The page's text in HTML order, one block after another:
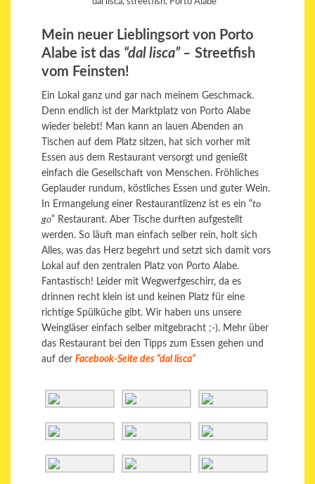
Mein neuer Lieblingsort von Porto
Alabe ist das “dal lisca” – Streetfish
vom Feinsten!
Ein Lokal ganz und gar nach meinem Geschmack.
Denn endlich ist der Marktplatz von Porto Alabe
wieder belebt! Man kann an lauen Abenden an
Tischen auf dem Platz sitzen, hat sich vorher mit
Essen aus dem Restaurant versorgt und genießt
einfach die Gesellschaft von Menschen. Fröhliches
Geplauder rundum, köstliches Essen und guter Wein.
In Ermangelung einer Restaurantlizenz ist es ein “to
go” Restaurant. Aber Tische durften aufgestellt
werden. So läuft man einfach selber rein, holt sich
Alles, was das Herz begehrt und setzt sich damit vors
Lokal auf den zentralen Platz von Porto Alabe.
Fantastisch! Leider mit Wegwerfgeschirr, da es
drinnen recht klein ist und keinen Platz für eine
richtige Spülküche gibt. Wir haben uns unsere
Weingläser einfach selber mitgebracht ;-). Mehr über
das Restaurant bei den Tipps zum Essen gehen und
auf der Facebook-Seite des “dal lisca”